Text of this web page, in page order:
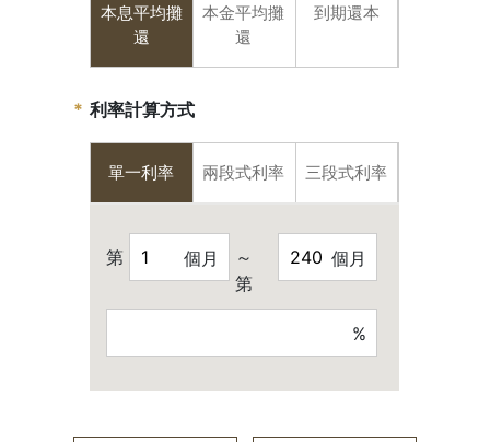
本息平均攤
還
本金平均攤
還
到期還本
利率計算方式
單一利率 兩段式利率 三段式利率
第 個月
～
第
個月
%